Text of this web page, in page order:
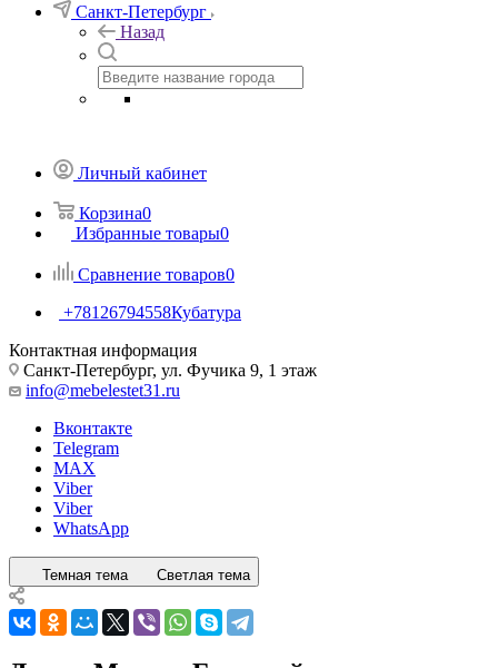
Санкт-Петербург
Назад
Личный кабинет
Корзина0
Избранные товары0
Сравнение товаров0
+78126794558Кубатура
Контактная информация
Санкт-Петербург, ул. Фучика 9, 1 этаж
info@mebelestet31.ru
Вконтакте
Telegram
MAX
Viber
Viber
WhatsApp
Темная тема Светлая тема